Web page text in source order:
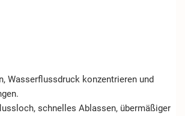
Wasserflussdruck konzentrieren und
schnelles Ablassen, übermäßiger